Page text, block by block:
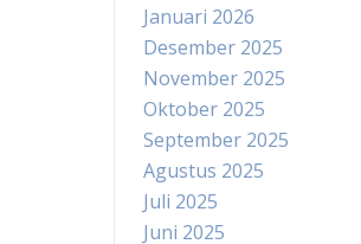
Januari 2026
Desember 2025
November 2025
Oktober 2025
September 2025
Agustus 2025
Juli 2025
Juni 2025